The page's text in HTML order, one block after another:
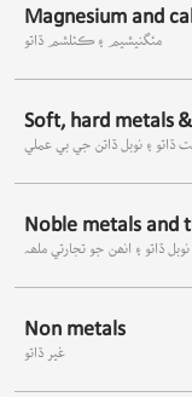
Magnesium and
مئگنيشيم ۽ ڪئلشم ڌاتو
Soft, hard metals
ڌاتو ۽ نوبل ڌاتن جي بي عملي
Noble metals and
نوبل ڌاتو ۽ انھن جو تجارتي ملھہ
Non metals
غير ڌاتو